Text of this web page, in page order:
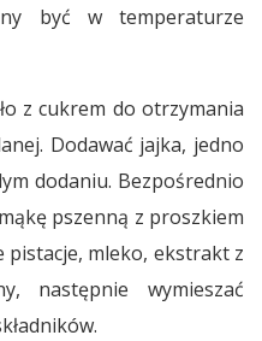
być w temperaturze
z cukrem do otrzymania
Dodawać jajka, jedno
dodaniu. Bezpośrednio
pszenną z proszkiem
pistacje, mleko, ekstrakt z
następnie wymieszać